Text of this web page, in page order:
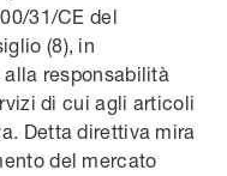
31/CE del
(8), in
responsabilità
di cui agli articoli
Detta direttiva mira
del mercato